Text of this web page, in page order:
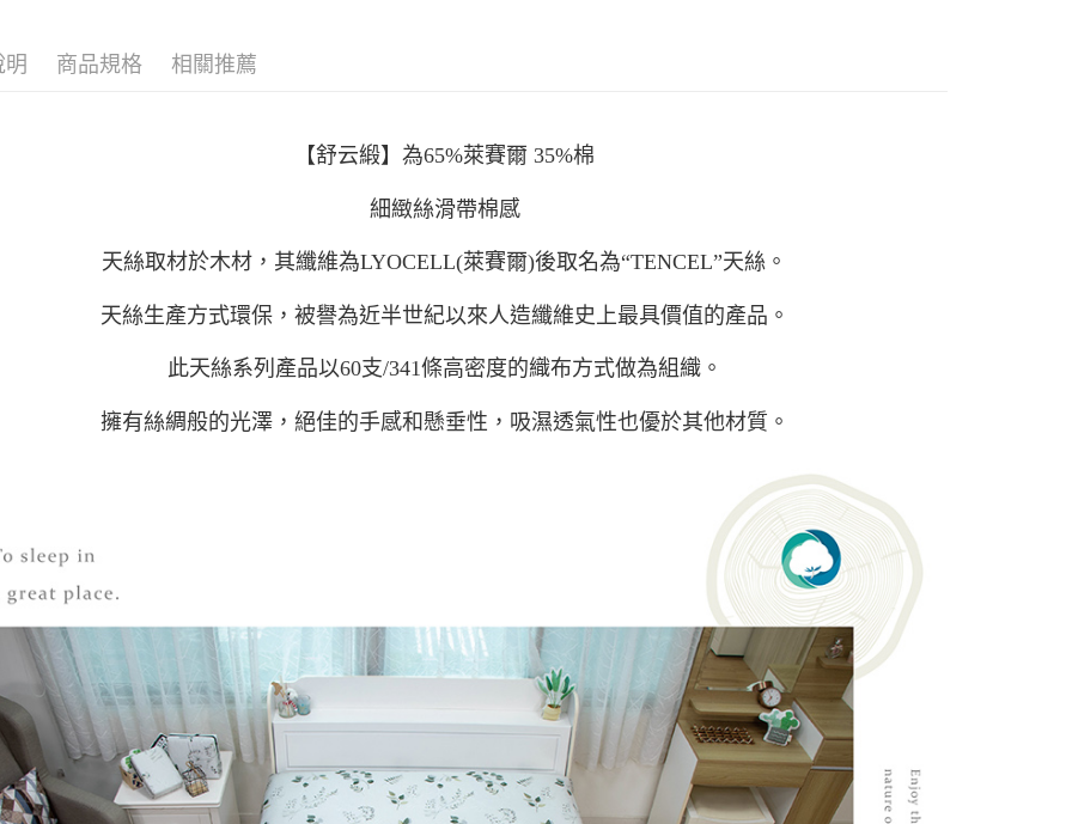
明 商品規格 相關推薦
【舒云緞】為65%萊賽爾 35%棉
細緻絲滑帶棉感
天絲取材於木材，其纖維為LYOCELL(萊賽爾)後取名為“TENCEL”天絲。
天絲生產方式環保，被譽為近半世紀以來人造纖維史上最具價值的產品。
此天絲系列產品以60支/341條高密度的織布方式做為組織。
擁有絲綢般的光澤，絕佳的手感和懸垂性，吸濕透氣性也優於其他材質。